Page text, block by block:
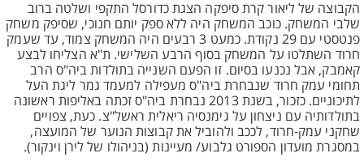
הקבוצה של ליאור קרת סיפקה הצגת כדורסל התקפי ושלטה ברוב
שלבי המשחק. כוכב המשחק היה ללא ספק יותם חנוכי, שסיפק משחק
פנטסטי עם 29 נקודת. כמעט 3 רבעים היה המשחק צמוד, עד שעמק
חרוד השתלטו על המשחק בסוף הרבע השלישי. ת"א הצליחו לבצע
קאמבק, אבל נכנעו בסיום. זו הפעם השנייה בתולדות ביה"ס הרב
תחומי עמק חרוד שנבחרת ביה"ס מעפילה למעמד גמר ליגת העל
לתיכוניים. כזכור, בשנת 2013 נבחרת ביה"ס זכתה באליפות ראשונה
בתולדותיה עם ניצחון על גימנסיה ריאלית ראשל"צ. כעת, צפויים
שחקני עמק-חרוד, לככב ולהוביל את קבוצות הנוער של המועצה,
במסגרת מועדון הספורט גלבוע/ מעיינות (בניהולו של לירן וינקור).